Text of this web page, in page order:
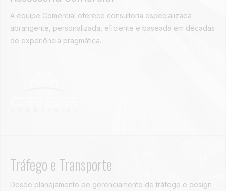
A equipe Comercial oferece consultoria especializada
abrangente, personalizada, eficiente e baseada em décadas
de experiência pragmática.
Tráfego e Transporte
Desde planejamento de gerenciamento de tráfego e design